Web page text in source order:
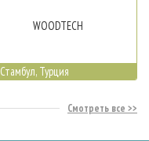
WOODTECH
Стамбул, Турция
Смотреть все